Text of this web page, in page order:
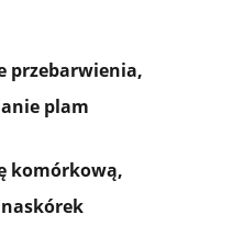
przebarwienia,
plam
komórkową,